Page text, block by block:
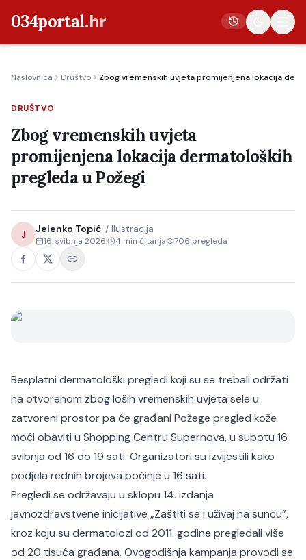
034portal.hr
Crna kronika
Poljoprivreda
Politika
Gospodarstvo
Život
Kultura
Sport
Naslovnica Društvo Zbog vremenskih uvjeta promijenjena lokacija
DRUŠTVO
Zbog vremenskih uvjeta
promijenjena lokacija dermatoloških
pregleda u Požegi
J Jelenko Topić / Ilustracija
16. svibnja 2026. 4 min čitanja 706 pregleda
Besplatni dermatološki pregledi koji su se trebali održati
na otvorenom zbog loših vremenskih uvjeta sele u
zatvoreni prostor pa će građani Požege pregled kože
moći obaviti u Shopping Centru Supernova, u subotu 16.
svibnja od 16 do 19 sati. Organizatori su izvijestili kako
podjela rednih brojeva počinje u 16 sati.
Pregledi se održavaju u sklopu 14. izdanja
javnozdravstvene inicijative „Zaštiti se i uživaj na suncu”,
kroz koju su dermatolozi od 2011. godine pregledali više
od 20 tisuća građana. Ovogodišnja kampanja provodi se